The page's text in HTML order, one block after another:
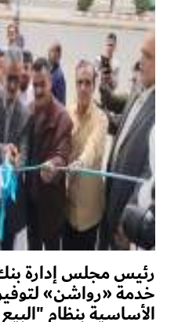
رئيس مجلس إدارة
خدمة «رواشن»
الأساسية بنظام